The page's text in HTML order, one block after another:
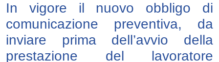
In vigore il nuovo obbligo di
comunicazione preventiva, da
inviare prima dell’avvio della
prestazione del lavoratore